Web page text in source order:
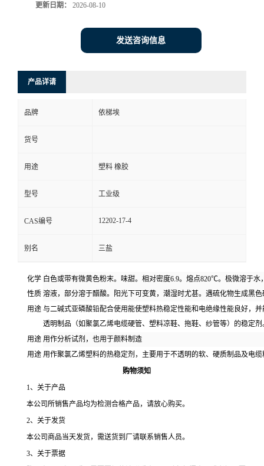
言
公
司
资
质
更新日期： 2026-08-10
发送咨询信息
产品详请
品牌 依梯埃
货号
用途 塑料 橡胶
型号 工业级
CAS编号 12202-17-4
别名 三盐
化学
性质
白色或带有微黄色粉末。味甜。相对密度6.9。熔点820℃。极微溶于
溶液，部分溶于醋酸。阳光下可变黄，潮湿时尤甚。遇硫化物生成黑
用途 与二碱式亚磷酸铅配合使用能使塑料热稳定性能和电绝缘性能良好，
透明制品（如聚氯乙烯电缆硬管、塑料凉鞋、拖鞋、纱管等）的稳定
用途 用作分析试剂，也用于颜料制造
用途 用作聚氯乙烯塑料的热稳定剂，主要用于不透明的软、硬质制品及电缆
购物须知
1、关于产品
本公司所销售产品均为检测合格产品，请放心购买。
2、关于发货
本公司商品当天发货，需送货到厂请联系销售人员。
3、关于票据